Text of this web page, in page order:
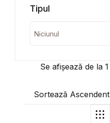
Se afișează de la 1
Sortează Ascendent
Tipul